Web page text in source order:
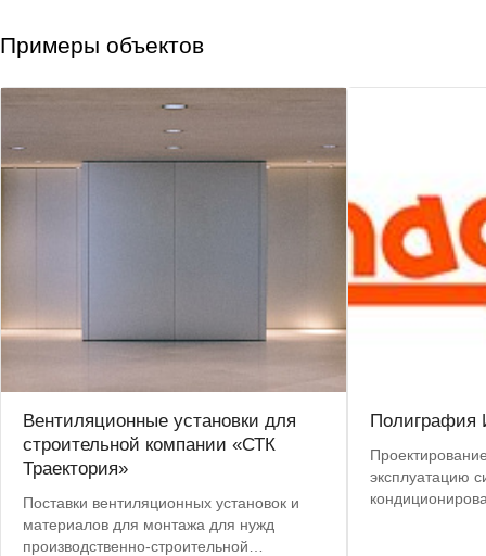
Примеры объектов
Вентиляционные установки для
строительной компании «СТК
Траектория»
Поставки вентиляционных установок и
материалов для монтажа для нужд
производственно-строительной
Полиграфия
эксплуатацию